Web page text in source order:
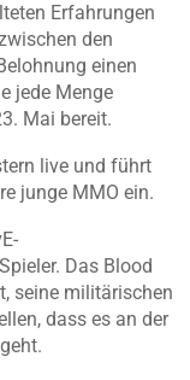
Erfahrungen
den
einen
jede Menge
Mai bereit.
live und führt
junge MMO ein.
Das Blood
seine militärischen
dass es an der